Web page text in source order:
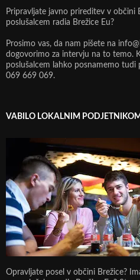
Pripravljate javno prireditev v občini
poslušalcem radia Brežice Eu?
Prosimo vas, da nam pišete na
dogovorimo za intervju na to temo.
poslušalcem lahko posnamemo tudi
069 669 069.
VABILO LOKALNIM PODJETNIKOM
Opravljate posel v občini Brežice?